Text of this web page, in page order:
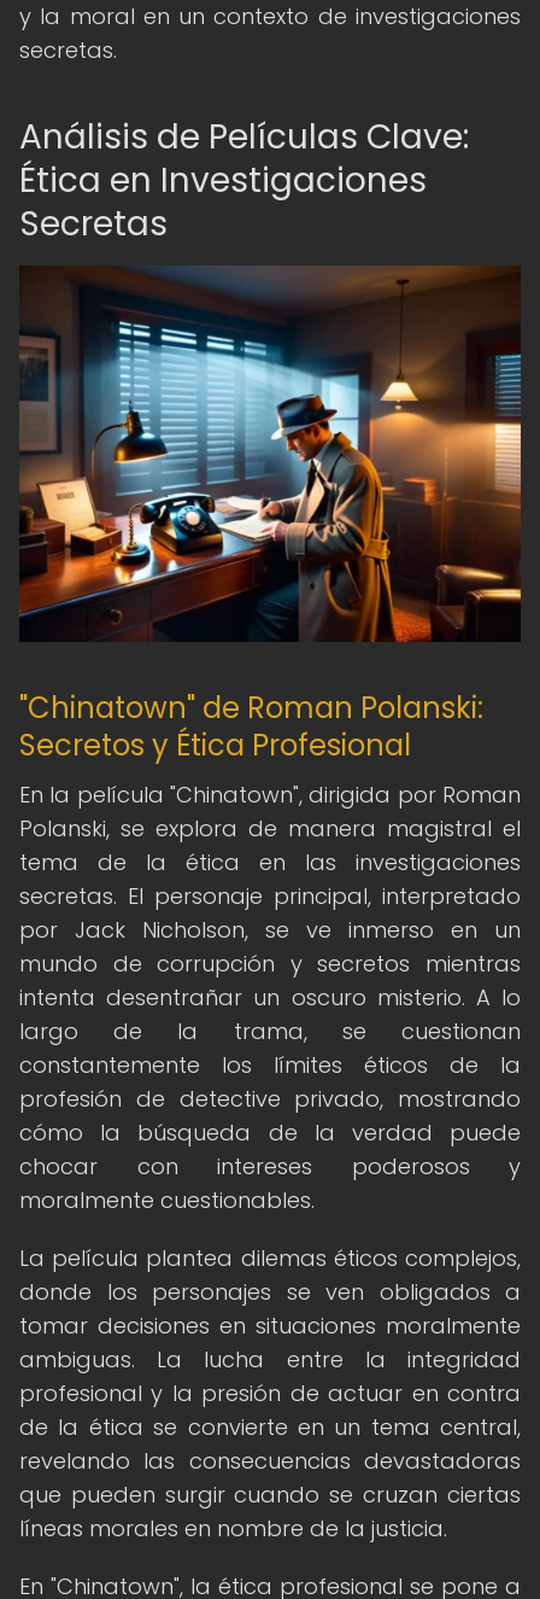
y la moral en un contexto de investigaciones
secretas.
Análisis de Películas Clave:
Ética en Investigaciones
Secretas
"Chinatown" de Roman Polanski:
Secretos y Ética Profesional
En la película "Chinatown", dirigida por Roman
Polanski, se explora de manera magistral el
tema de la ética en las investigaciones
secretas. El personaje principal, interpretado
por Jack Nicholson, se ve inmerso en un
mundo de corrupción y secretos mientras
intenta desentrañar un oscuro misterio. A lo
largo de la trama, se cuestionan
constantemente los límites éticos de la
profesión de detective privado, mostrando
cómo la búsqueda de la verdad puede
chocar con intereses poderosos y
moralmente cuestionables.
La película plantea dilemas éticos complejos,
donde los personajes se ven obligados a
tomar decisiones en situaciones moralmente
ambiguas. La lucha entre la integridad
profesional y la presión de actuar en contra
de la ética se convierte en un tema central,
revelando las consecuencias devastadoras
que pueden surgir cuando se cruzan ciertas
líneas morales en nombre de la justicia.
En "Chinatown", la ética profesional se pone a